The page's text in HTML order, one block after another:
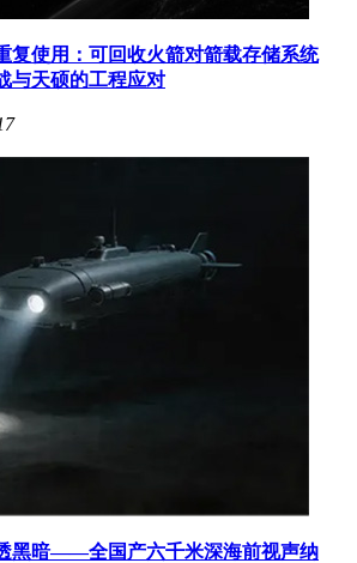
复使用：可回收火箭对箭载存储系统
与天硕的工程应对
黑暗——全国产六千米深海前视声纳